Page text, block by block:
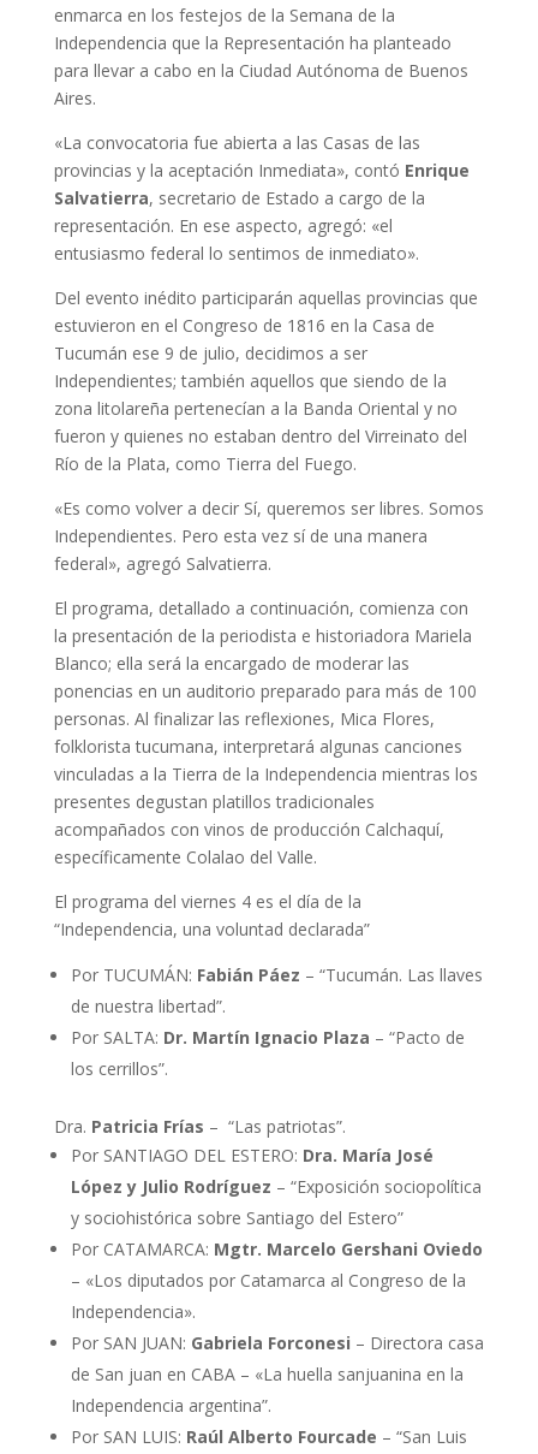
enmarca en los festejos de la Semana de la
Independencia que la Representación ha planteado
para llevar a cabo en la Ciudad Autónoma de Buenos
Aires.
«La convocatoria fue abierta a las Casas de las
provincias y la aceptación Inmediata», contó Enrique
Salvatierra, secretario de Estado a cargo de la
representación. En ese aspecto, agregó: «el
entusiasmo federal lo sentimos de inmediato».
Del evento inédito participarán aquellas provincias que
estuvieron en el Congreso de 1816 en la Casa de
Tucumán ese 9 de julio, decidimos a ser
Independientes; también aquellos que siendo de la
zona litolareña pertenecían a la Banda Oriental y no
fueron y quienes no estaban dentro del Virreinato del
Río de la Plata, como Tierra del Fuego.
«Es como volver a decir Sí, queremos ser libres. Somos
Independientes. Pero esta vez sí de una manera
federal», agregó Salvatierra.
El programa, detallado a continuación, comienza con
la presentación de la periodista e historiadora Mariela
Blanco; ella será la encargado de moderar las
ponencias en un auditorio preparado para más de 100
personas. Al finalizar las reflexiones, Mica Flores,
folklorista tucumana, interpretará algunas canciones
vinculadas a la Tierra de la Independencia mientras los
presentes degustan platillos tradicionales
acompañados con vinos de producción Calchaquí,
específicamente Colalao del Valle.
El programa del viernes 4 es el día de la
“Independencia, una voluntad declarada”
Por TUCUMÁN: Fabián Páez – “Tucumán. Las llaves
de nuestra libertad”.
Por SALTA: Dr. Martín Ignacio Plaza – “Pacto de
los cerrillos”.
Dra. Patricia Frías – “Las patriotas”.
Por SANTIAGO DEL ESTERO: Dra. María José
López y Julio Rodríguez – “Exposición sociopolítica
y sociohistórica sobre Santiago del Estero”
Por CATAMARCA: Mgtr. Marcelo Gershani Oviedo
– «Los diputados por Catamarca al Congreso de la
Independencia».
Por SAN JUAN: Gabriela Forconesi – Directora casa
de San juan en CABA – «La huella sanjuanina en la
Independencia argentina”.
Por SAN LUIS: Raúl Alberto Fourcade – “San Luis